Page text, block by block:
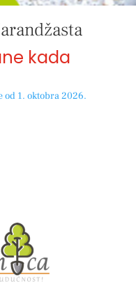
kada
1. oktobra 2026.